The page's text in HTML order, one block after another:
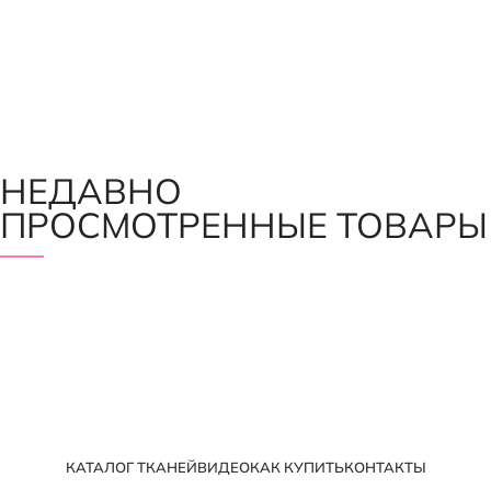
НЕДАВНО
ПРОСМОТРЕННЫЕ ТОВАРЫ
КАТАЛОГ ТКАНЕЙВИДЕОКАК КУПИТЬКОНТАКТЫ